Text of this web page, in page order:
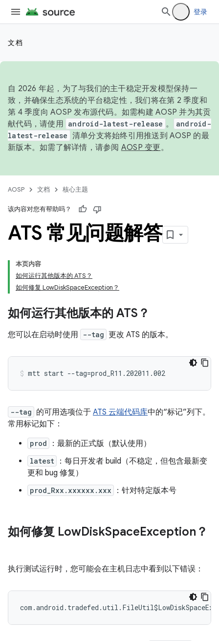
登录
文档
自 2026 年起，为了与我们的主干稳定开发模型保持一
致，并确保生态系统的平台稳定性，我们将在第 2 季度和
第 4 季度向 AOSP 发布源代码。如需构建 AOSP 并为其贡
献代码，请使用 android-latest-release 。
android-
latest-release 清单分支将始终引用推送到 AOSP 的最
新版本。如需了解详情，请参阅 AOSP 变更。
AOSP 文档 核心主题
该内容对您有帮助吗？
ATS 常见问题解答
本页内容
如何运行其他版本的 ATS？
如何修复 LowDiskSpaceException？
如何运行其他版本的 ATS？
您可以在启动时使用 --tag 更改 ATS 的版本。
--tag 的可用选项位于 ATS 云端代码库中的“标记”列下。
常用标记如下：
prod ：最新的正式版（默认使用）
latest
：每日开发者 build（不稳定，但包含最新变
更和 bug 修复）
prod_Rxx.xxxxxx.xxx ：针对特定版本号
如何修复 LowDiskSpaceException？
执行测试运行时，您可能会在主机日志中看到以下错误：